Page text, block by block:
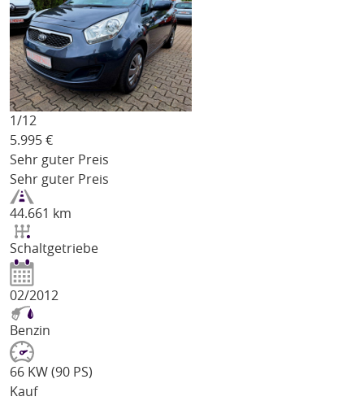
1/12
5.995 €
Sehr guter Preis
Sehr guter Preis
44.661 km
Schaltgetriebe
02/2012
Benzin
66 KW (90 PS)
Kauf